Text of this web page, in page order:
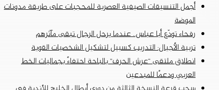
أجمل التنسيقات الصيفية العصرية للمحجبات على طريقة مدونات
الموضة
رفحاء تودّع أبا عباس.. عندما يرحل الرجال تبقى مآثرهم
تربية الأجيال: التدريب كسبيل لتشكيل الشخصيات القوية
انطلاق ملتقى “عرش الحرف” بالباحة احتفاءً بجماليات الخط
العربي ودعمًا للمبدعين